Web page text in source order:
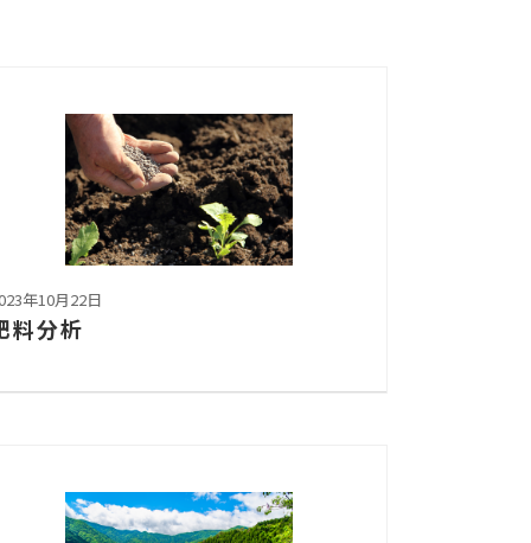
年10月22日
料分析